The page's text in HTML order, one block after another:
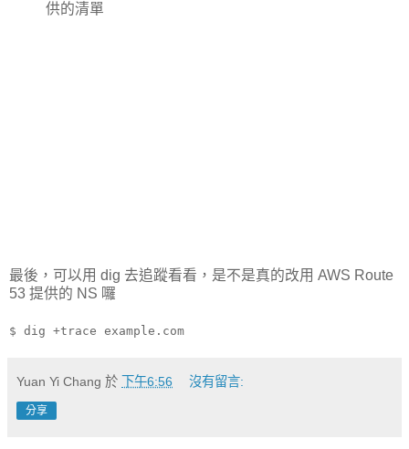
供的清單
最後，可以用 dig 去追蹤看看，是不是真的改用 AWS Route
53 提供的 NS 囉
$ dig +trace example.com
Yuan Yi Chang 於 下午6:56 沒有留言:
分享